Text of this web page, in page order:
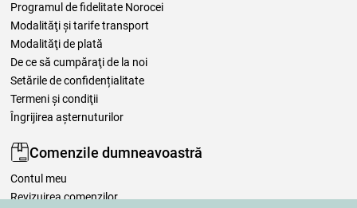
Programul de fidelitate Norocei
Modalităţi şi tarife transport
Modalităţi de plată
De ce să cumpăraţi de la noi
Setările de confidențialitate
Termeni şi condiţii
Îngrijirea așternuturilor
Comenzile dumneavoastră
Contul meu
Revizuirea comenzilor